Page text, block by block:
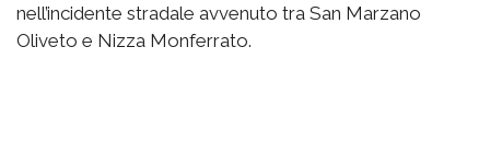
nell’incidente stradale avvenuto tra San Marzano
Oliveto e Nizza Monferrato.